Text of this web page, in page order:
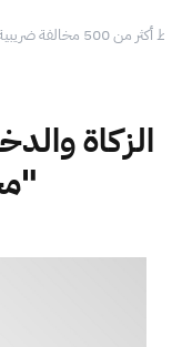
مخالفة ضريبية في أسبوع"